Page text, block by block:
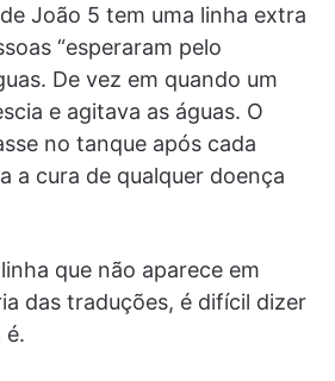
João 5 tem uma linha extra
“esperaram pelo
De vez em quando um
e agitava as águas. O
no tanque após cada
a cura de qualquer doença
que não aparece em
das traduções, é difícil dizer
é.